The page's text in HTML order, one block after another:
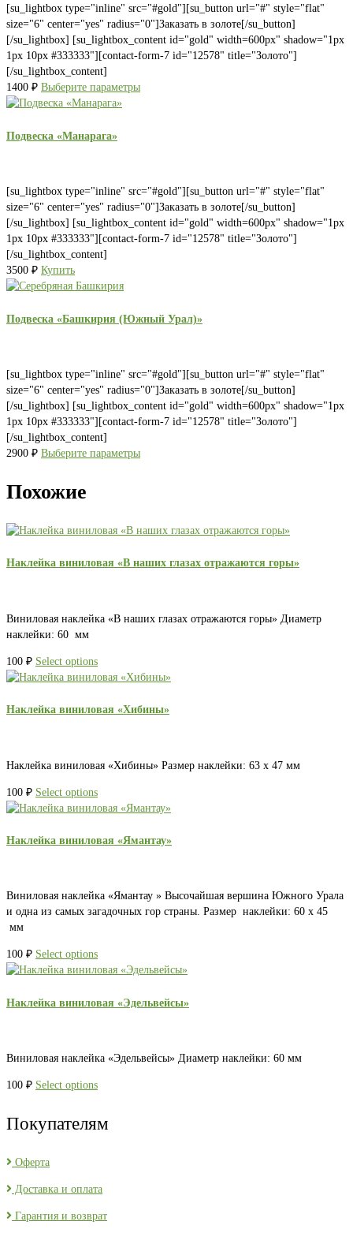
[su_lightbox type="inline" src="#gold"][su_button url="#" style="flat"
size="6" center="yes" radius="0"]Заказать в золоте[/su_button]
[/su_lightbox] [su_lightbox_content id="gold" width=600px" shadow="1px
1px 10px #333333"][contact-form-7 id="12578" title="Золото"]
[/su_lightbox_content]
1400 ₽ Выберите параметры
Подвеска «Манарага»
[su_lightbox type="inline" src="#gold"][su_button url="#" style="flat"
size="6" center="yes" radius="0"]Заказать в золоте[/su_button]
[/su_lightbox] [su_lightbox_content id="gold" width=600px" shadow="1px
1px 10px #333333"][contact-form-7 id="12578" title="Золото"]
[/su_lightbox_content]
3500 ₽ Купить
Подвеска «Башкирия (Южный Урал)»
[su_lightbox type="inline" src="#gold"][su_button url="#" style="flat"
size="6" center="yes" radius="0"]Заказать в золоте[/su_button]
[/su_lightbox] [su_lightbox_content id="gold" width=600px" shadow="1px
1px 10px #333333"][contact-form-7 id="12578" title="Золото"]
[/su_lightbox_content]
2900 ₽ Выберите параметры
Похожие
Наклейка виниловая «В наших глазах отражаются горы»
Виниловая наклейка «В наших глазах отражаются горы» Диаметр
наклейки: 60 мм
100 ₽ Select options
Наклейка виниловая «Хибины»
Наклейка виниловая «Хибины» Размер наклейки: 63 х 47 мм
100 ₽ Select options
Наклейка виниловая «Ямантау»
Виниловая наклейка «Ямантау » Высочайшая вершина Южного Урала
и одна из самых загадочных гор страны. Размер наклейки: 60 х 45
мм
100 ₽ Select options
Наклейка виниловая «Эдельвейсы»
Виниловая наклейка «Эдельвейсы» Диаметр наклейки: 60 мм
100 ₽ Select options
Покупателям
Оферта
Доставка и оплата
Гарантия и возврат